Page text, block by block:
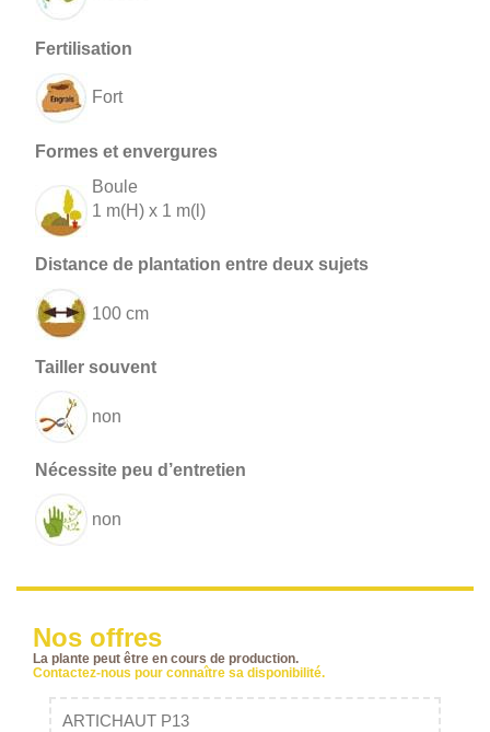
Fort
Boule
1 m(H) x 1 m(l)
100 cm
non
non
Nos offres
La plante peut être en cours de production.
Contactez-nous pour connaître sa disponibilité.
ARTICHAUT P13